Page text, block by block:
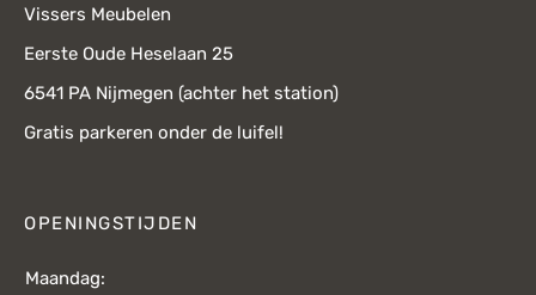
Vissers Meubelen
Eerste Oude Heselaan 25
6541 PA Nijmegen (achter het station)
Gratis parkeren onder de luifel!
OPENINGSTIJDEN
Maandag: